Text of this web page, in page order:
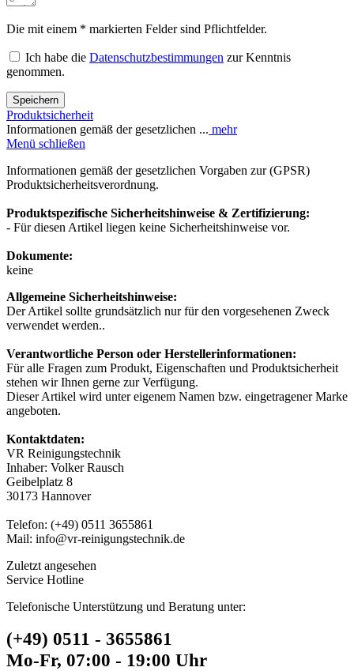
Die mit einem * markierten Felder sind Pflichtfelder.
Ich habe die Datenschutzbestimmungen zur Kenntnis
genommen.
Speichern
Produktsicherheit
Informationen gemäß der gesetzlichen ... mehr
Menü schließen
Informationen gemäß der gesetzlichen Vorgaben zur (GPSR)
Produktsicherheitsverordnung.
Produktspezifische Sicherheitshinweise & Zertifizierung:
- Für diesen Artikel liegen keine Sicherheitshinweise vor.
Dokumente:
keine
Allgemeine Sicherheitshinweise:
Der Artikel sollte grundsätzlich nur für den vorgesehenen Zweck
verwendet werden..
Verantwortliche Person oder Herstellerinformationen:
Für alle Fragen zum Produkt, Eigenschaften und Produktsicherheit
stehen wir Ihnen gerne zur Verfügung.
Dieser Artikel wird unter eigenem Namen bzw. eingetragener Marke
angeboten.
Kontaktdaten:
VR Reinigungstechnik
Inhaber: Volker Rausch
Geibelplatz 8
30173 Hannover
Telefon: (+49) 0511 3655861
Mail: info@vr-reinigungstechnik.de
Zuletzt angesehen
Service Hotline
Telefonische Unterstützung und Beratung unter:
(+49) 0511 - 3655861
Mo-Fr, 07:00 - 19:00 Uhr